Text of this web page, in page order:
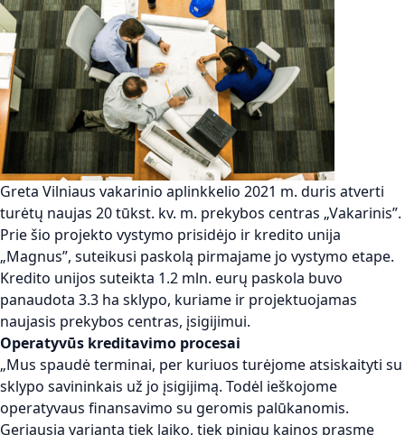
Greta Vilniaus vakarinio aplinkkelio 2021 m. duris atverti
turėtų naujas 20 tūkst. kv. m. prekybos centras „Vakarinis”.
Prie šio projekto vystymo prisidėjo ir kredito unija
„Magnus”, suteikusi paskolą pirmajame jo vystymo etape.
Kredito unijos suteikta 1.2 mln. eurų paskola buvo
panaudota 3.3 ha sklypo, kuriame ir projektuojamas
naujasis prekybos centras, įsigijimui.
Operatyvūs kreditavimo procesai
„Mus spaudė terminai, per kuriuos turėjome atsiskaityti su
sklypo savininkais už jo įsigijimą. Todėl ieškojome
operatyvaus finansavimo su geromis palūkanomis.
Geriausią variantą tiek laiko, tiek pinigų kainos prasme